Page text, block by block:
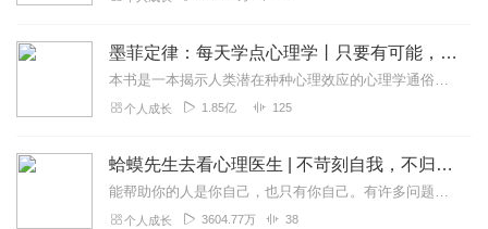
修行自己，遇到更加美好的自己、渠道才是企业真正最宝贵的财
《招商的十大理由》
1、让你打通招商思维，不再摸着石头过河
2、让你从缺少代理、变成吸引代理
3、让你从单兵作战、变成组团招商。
5、让你从层层压货、变成决战终端。
6、让你从经营产品、变成经营用户
7、让你从重资产经营、变成轻资产经营
墨菲定律：每天学点心理学丨只要有可能，就一定会发生
本书是一本揭示人类潜在种种心理效应的心理学通俗读物，其中最有代表性的即“墨菲定律”。与此同时，从自我认知、经济管理等方面入手，作者引出了数十条对现代人工作和生活...
个人成长 1.85亿 125
蛤蟆先生去看心理医生 | 不苛刻自我，不归咎原生家庭，承担人生责任，学会真正独立丨心理学心理咨询入门读物
能帮助你的人是你自己，也只有你自己。有许多问题需要你向自己发问。比如你能停止自我批判吗？你能对自己好一些吗？也许最重要的问题是，你能开始爱自己吗？书中金句一个...
个人成长 3604.77万 38